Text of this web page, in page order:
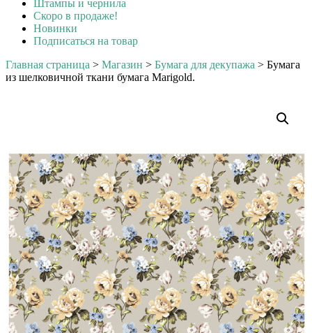
Штампы и чернила
Скоро в продаже!
Новинки
Подписаться на товар
Главная страница > Магазин > Бумага для декупажа > Бумага
из шелковичной ткани бумага Marigold.